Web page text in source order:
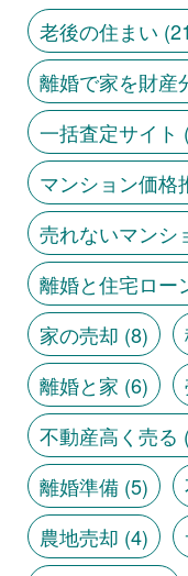
老後の住まい
離婚で家を財産
一括査定サイト
マンション価格
売れないマンシ
離婚と住宅ロー
家の売却 (8)
離婚と家 (6)
不動産高く売る
離婚準備(5)
農地売却 (4)